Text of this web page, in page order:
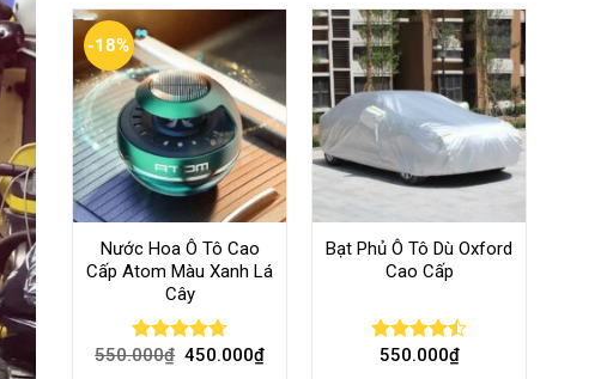
-18%
Nước Hoa Ô Tô Cao
Cấp Atom Màu Xanh Lá
Cây
Rated4.70
550.000₫ 450.000₫
Bạt Phủ Ô Tô Dù Oxford
Cao Cấp
Rated
550.000₫